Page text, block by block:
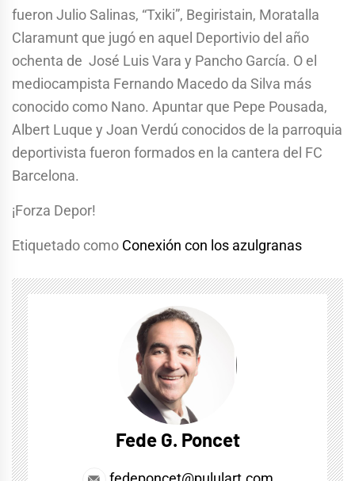
fueron Julio Salinas, “Txiki”, Begiristain, Moratalla
Claramunt que jugó en aquel Deportivio del año
ochenta de José Luis Vara y Pancho García. O el
mediocampista Fernando Macedo da Silva más
conocido como Nano. Apuntar que Pepe Pousada,
Albert Luque y Joan Verdú conocidos de la parroquia
deportivista fueron formados en la cantera del FC
Barcelona.
¡Forza Depor!
Etiquetado como Conexión con los azulgranas
Fede G. Poncet